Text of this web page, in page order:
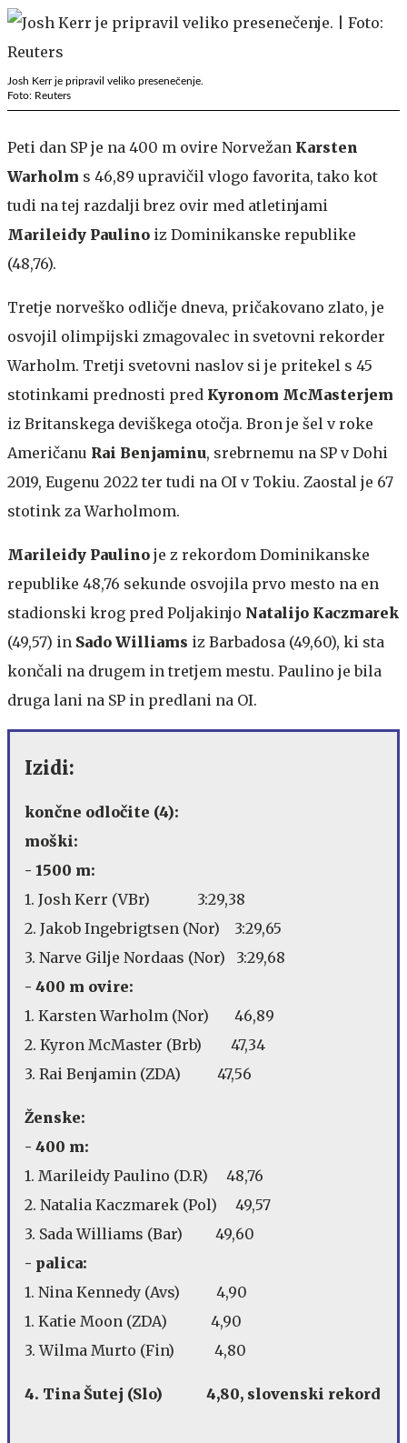
Josh Kerr je pripravil veliko presenečenje.
Foto: Reuters
Peti dan SP je na 400 m ovire Norvežan Karsten
Warholm s 46,89 upravičil vlogo favorita, tako kot
tudi na tej razdalji brez ovir med atletinjami
Marileidy Paulino iz Dominikanske republike
(48,76).
Tretje norveško odličje dneva, pričakovano zlato, je
osvojil olimpijski zmagovalec in svetovni rekorder
Warholm. Tretji svetovni naslov si je pritekel s 45
stotinkami prednosti pred Kyronom McMasterjem
iz Britanskega deviškega otočja. Bron je šel v roke
Američanu Rai Benjaminu, srebrnemu na SP v Dohi
2019, Eugenu 2022 ter tudi na OI v Tokiu. Zaostal je 67
stotink za Warholmom.
Marileidy Paulino je z rekordom Dominikanske
republike 48,76 sekunde osvojila prvo mesto na en
stadionski krog pred Poljakinjo Natalijo Kaczmarek
(49,57) in Sado Williams iz Barbadosa (49,60), ki sta
končali na drugem in tretjem mestu. Paulino je bila
druga lani na SP in predlani na OI.
Izidi:
končne odločite (4):
moški:
- 1500 m:
1. Josh Kerr (VBr) 3:29,38
2. Jakob Ingebrigtsen (Nor) 3:29,65
3. Narve Gilje Nordaas (Nor) 3:29,68
- 400 m ovire:
1. Karsten Warholm (Nor) 46,89
2. Kyron McMaster (Brb) 47,34
3. Rai Benjamin (ZDA) 47,56
Ženske:
- 400 m:
1. Marileidy Paulino (D.R) 48,76
2. Natalia Kaczmarek (Pol) 49,57
3. Sada Williams (Bar) 49,60
- palica:
1. Nina Kennedy (Avs) 4,90
1. Katie Moon (ZDA) 4,90
3. Wilma Murto (Fin) 4,80
4. Tina Šutej (Slo) 4,80, slovenski rekord